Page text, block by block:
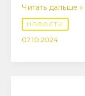
Читать дальше »
НОВОСТИ
07.10.2024